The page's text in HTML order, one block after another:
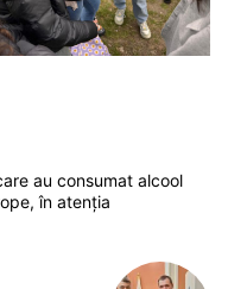
au consumat alcool
în atenția